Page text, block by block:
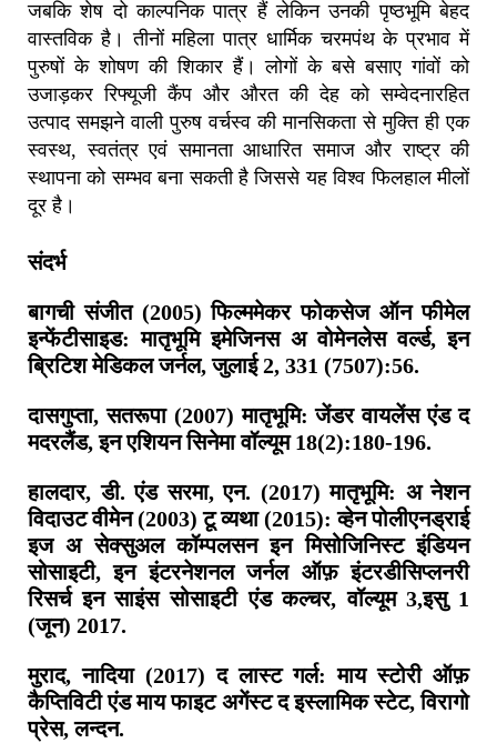
जबकि शेष दो काल्पनिक पात्र हैं लेकिन उनकी पृष्ठभूमि बेहद
वास्तविक है। तीनों महिला पात्र धार्मिक चरमपंथ के प्रभाव में
पुरुषों के शोषण की शिकार हैं। लोगों के बसे बसाए गांवों को
उजाड़कर रिफ्यूजी कैंप और औरत की देह को सम्वेदनारहित
उत्पाद समझने वाली पुरुष वर्चस्व की मानसिकता से मुक्ति ही एक
स्वस्थ, स्वतंत्र एवं समानता आधारित समाज और राष्ट्र की
स्थापना को सम्भव बना सकती है जिससे यह विश्व फिलहाल मीलों
दूर है।
संदर्भ
बागची संजीत (2005) फिल्ममेकर फोकसेज ऑन फीमेल
इन्फेंटीसाइड: मातृभूमि इमेजिनस अ वोमेनलेस वर्ल्ड, इन
ब्रिटिश मेडिकल जर्नल, जुलाई 2, 331 (7507):56.
दासगुप्ता, सतरूपा (2007) मातृभूमि: जेंडर वायलेंस एंड द
मदरलैंड, इन एशियन सिनेमा वॉल्यूम 18(2):180-196.
हालदार, डी. एंड सरमा, एन. (2017) मातृभूमि: अ नेशन
विदाउट वीमेन (2003) टू व्यथा (2015): व्हेन पोलीएनड्राई
इज अ सेक्सुअल कॉम्पलसन इन मिसोजिनिस्ट इंडियन
सोसाइटी, इन इंटरनेशनल जर्नल ऑफ़ इंटरडीसिप्लनरी
रिसर्च इन साइंस सोसाइटी एंड कल्चर, वॉल्यूम 3,इसु 1
(जून) 2017.
मुराद, नादिया (2017) द लास्ट गर्ल: माय स्टोरी ऑफ़
कैप्तिविटी एंड माय फाइट अगेंस्ट द इस्लामिक स्टेट, विरागो
प्रेस, लन्दन.